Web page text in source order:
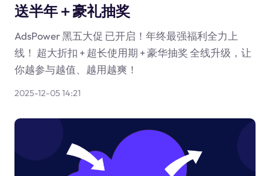
送半年＋豪礼抽奖
AdsPower 黑五大促 已开启！年终最强福利全力上
线！ 超大折扣 + 超长使用期 + 豪华抽奖 全线升级，让
你越参与越值、越用越爽！
2025-12-05 14:21